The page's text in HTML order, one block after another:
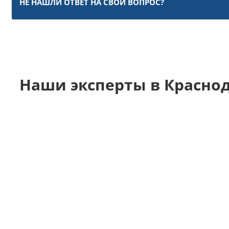
НЕ НАШЛИ ОТВЕТ НА СВОЙ ВОПРОС?
Наши эксперты в